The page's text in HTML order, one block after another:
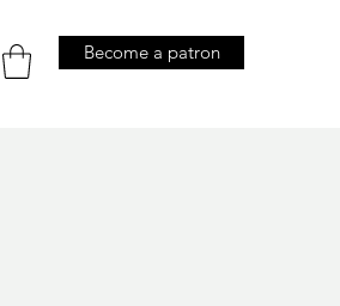
Become a patron